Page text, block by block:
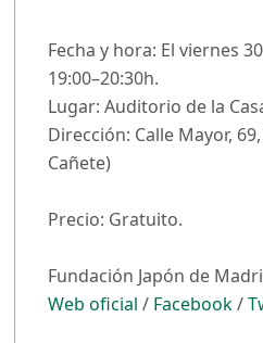
Fecha y hora: El viernes
19:00–20:30h.
Lugar: Auditorio de la
Dirección: Calle Mayor,
Cañete)
Precio: Gratuito.
Fundación Japón de
Web oficial / Facebook/